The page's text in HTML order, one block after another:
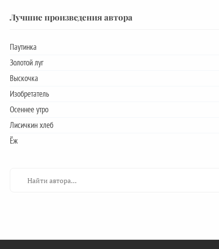
Лучшие произведения автора
Паутинка
Золотой луг
Выскочка
Изобретатель
Осеннее утро
Лисичкин хлеб
Ёж